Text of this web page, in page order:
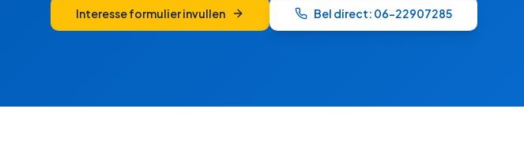
Interesse formulier invullen Bel direct: 06-22907285